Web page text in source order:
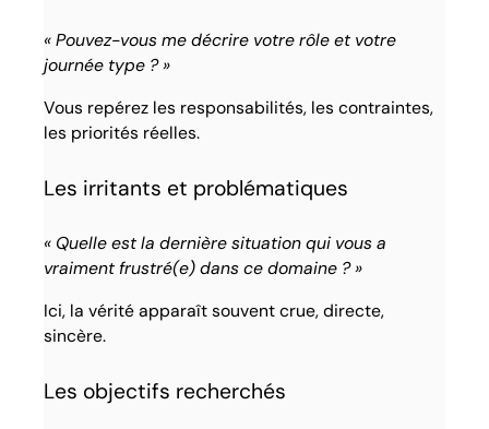
« Pouvez-vous me décrire votre rôle et votre
journée type ? »
Vous repérez les responsabilités, les contraintes,
les priorités réelles.
Les irritants et problématiques
« Quelle est la dernière situation qui vous a
vraiment frustré(e) dans ce domaine ? »
Ici, la vérité apparaît souvent crue, directe,
sincère.
Les objectifs recherchés